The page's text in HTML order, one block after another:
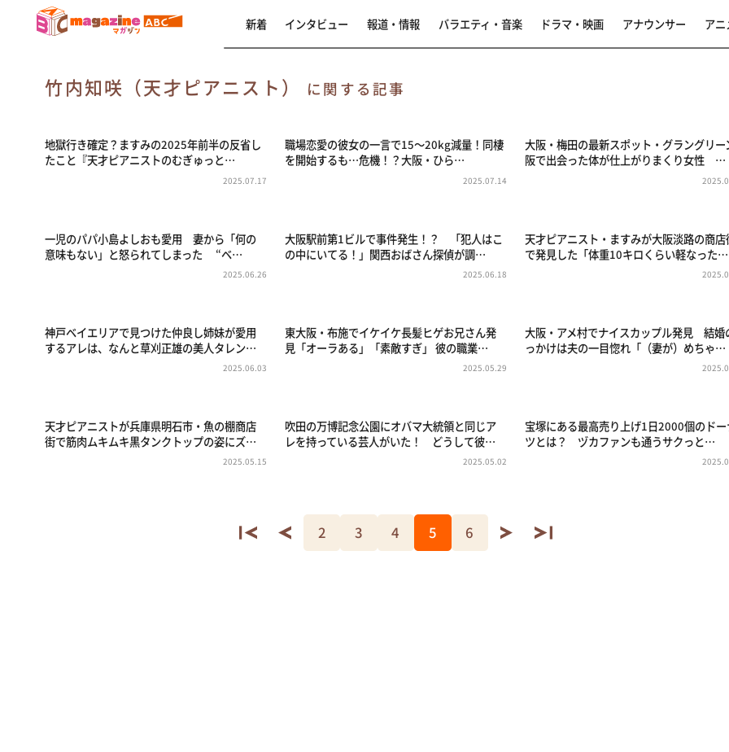
新着 インタビュー 報道・情報 バラエティ・音楽 ドラマ・映画 アナウンサー アニ
竹内知咲（天才ピアニスト） に関する記事
地獄行き確定？ますみの2025年前半の反省し
たこと『天才ピアニストのむぎゅっと…
2025.07.17
職場恋愛の彼女の一言で15～20kg減量！同棲
を開始するも…危機！？大阪・ひら…
2025.07.14
大阪・梅田の最新スポット・グラングリー
阪で出会った体が仕上がりまくり女性 …
一児のパパ小島よしおも愛用 妻から「何の
意味もない」と怒られてしまった “ベ…
2025.06.26
大阪駅前第1ビルで事件発生！？ 「犯人はこ
の中にいてる！」関西おばさん探偵が調…
2025.06.18
天才ピアニスト・ますみが大阪淡路の商店
で発見した「体重10キロくらい軽なった…
神戸ベイエリアで見つけた仲良し姉妹が愛用
するアレは、なんと草刈正雄の美人タレン…
2025.06.03
東大阪・布施でイケイケ長髪ヒゲお兄さん発
見「オーラある」「素敵すぎ」 彼の職業…
2025.05.29
大阪・アメ村でナイスカップル発見 結婚
っかけは夫の一目惚れ「（妻が）めちゃ…
天才ピアニストが兵庫県明石市・魚の棚商店
街で筋肉ムキムキ黒タンクトップの姿にズ…
2025.05.15
吹田の万博記念公園にオバマ大統領と同じア
レを持っている芸人がいた！ どうして彼…
2025.05.02
宝塚にある最高売り上げ1日2000個のドー
ツとは？ ヅカファンも通うサクっと…
2 3 4 5 6